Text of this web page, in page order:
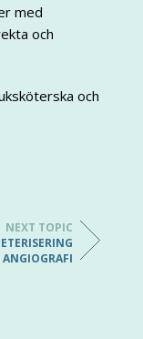
med
och
och
NEXT TOPIC
ANGIOGRAFI